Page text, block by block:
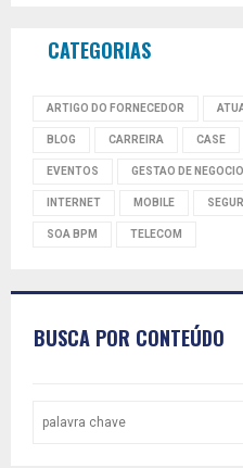
CATEGORIAS
ARTIGO DO FORNECEDOR
BLOG CARREIRA CASE
EVENTOS GESTAO DE
INTERNET MOBILE
SOA BPM TELECOM
BUSCA POR CONTEÚDO